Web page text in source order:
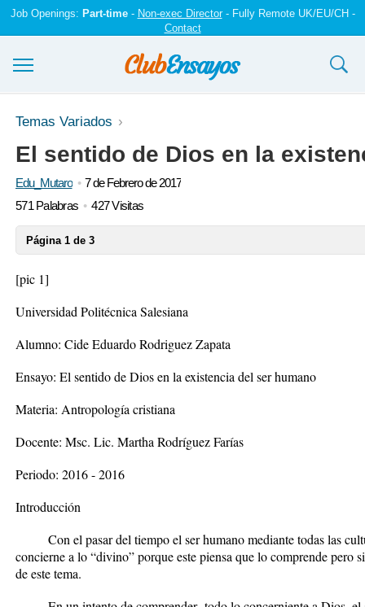
Job Openings: Part-time- Non-exec Director- Fully Remote UK/EU/CH -
Contact
Ensayos y trabajos
Registrarse
Iniciar sesión
Temas Variados
El sentido de Dios en la
Edu_Mutaro
7 de Febrero de 2017
571 Palabras
427 Visitas
Página 1 de 3
[pic 1]
Universidad Politécnica Salesiana
Alumno: Cide Eduardo Rodriguez Zapata
Ensayo: El sentido de Dios en la existencia del ser humano
Materia: Antropología cristiana
Docente: Msc. Lic. Martha Rodríguez Farías
Periodo: 2016 - 2016
Introducción
Con el pasar del tiempo el ser humano mediante todas las
concierne a lo “divino” porque este piensa que lo comprende pero
de este tema.